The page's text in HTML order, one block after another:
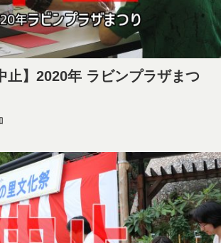
】2020年 ラビンプラザまつ